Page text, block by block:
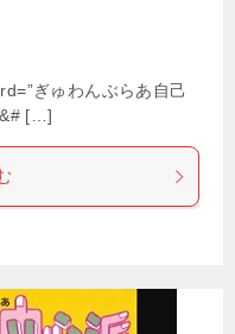
ぎゅわんぶらあ自己
[…]